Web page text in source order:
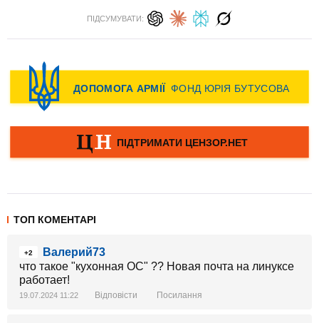
ПІДСУМУВАТИ:
ТОП КОМЕНТАРІ
+2
Валерий73
что такое "кухонная ОС" ?? Новая почта на линуксе
работает!
19.07.2024 11:22 Відповісти Посилання